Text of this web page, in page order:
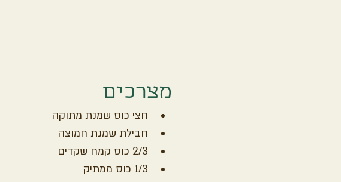
מצרכים
חצי כוס שמנת מתוקה
חבילת שמנת חמוצה
2/3 כוס קמח שקדים
1/3 כוס ממתיק